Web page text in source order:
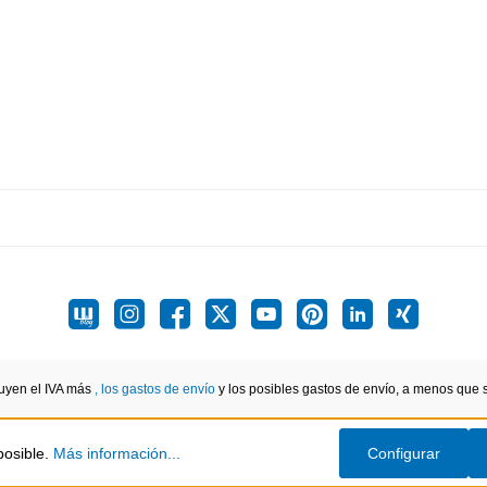
el IVA más , los gastos de envíoy los posibles gastos de envío, a menos que
Más información... Configurar